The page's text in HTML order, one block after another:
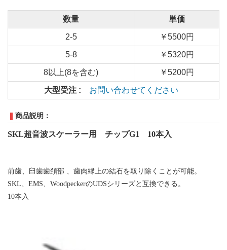
数量 単価
2-5 ￥5500円
5-8 ￥5320円
8以上(8を含む) ￥5200円
大型受注 : お問い合わせてください
商品説明：
SKL超音波スケーラー用 チップG1 10本入
前歯、臼歯歯頚部 、歯肉縁上の結石を取り除く ことが可能。
SKL、EMS
WoodpeckerのUDSシリーズと互換できる 。
10本入